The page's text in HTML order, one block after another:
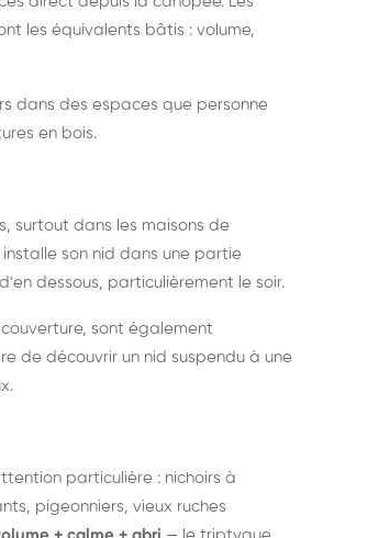
les équivalents bâtis : volume,
dans des espaces que personne
en bois.
surtout dans les maisons de
son nid dans une partie
dessous, particulièrement le soir.
sont également
de découvrir un nid suspendu à une
particulière : nichoirs à
pigeonniers, vieux ruches